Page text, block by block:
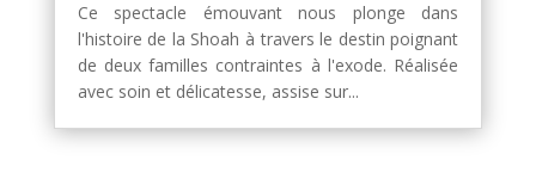
Ce spectacle émouvant nous plonge dans
l'histoire de la Shoah à travers le destin poignant
de deux familles contraintes à l'exode. Réalisée
avec soin et délicatesse, assise sur...